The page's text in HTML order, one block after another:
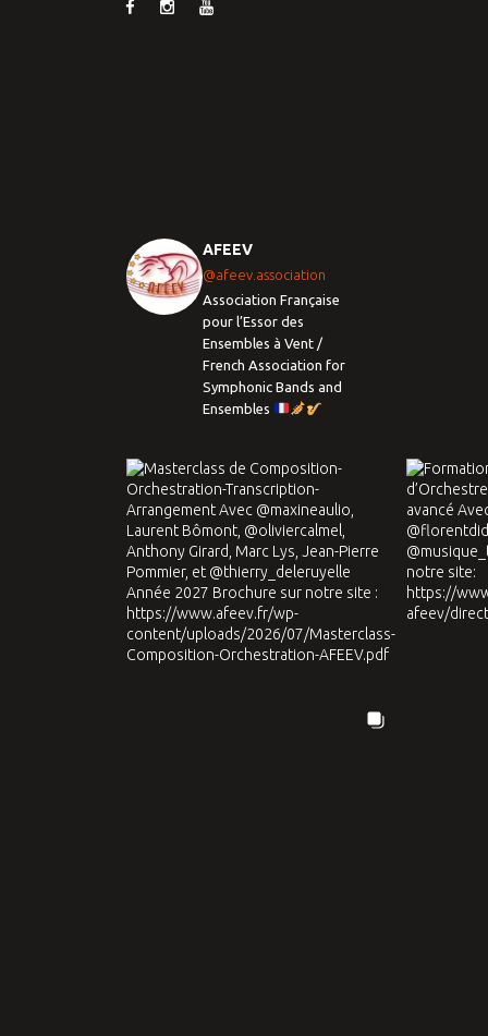
AFEEV
@afeev.association
Association Française
pour l’Essor des
Ensembles à Vent /
French Association for
Symphonic Bands and
Ensembles